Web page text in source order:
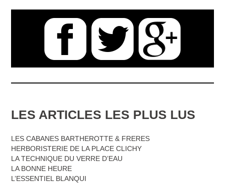
LES ARTICLES LES PLUS LUS
LES CABANES BARTHEROTTE & FRERES
HERBORISTERIE DE LA PLACE CLICHY
LA TECHNIQUE DU VERRE D’EAU
LA BONNE HEURE
L’ESSENTIEL BLANQUI